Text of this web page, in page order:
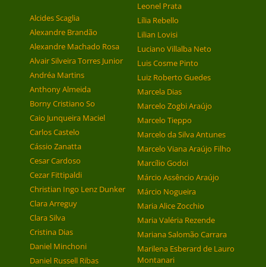
Alcides Scaglia
Alexandre Brandão
Alexandre Machado Rosa
Alvair Silveira Torres Junior
Andréa Martins
Anthony Almeida
Borny Cristiano So
Caio Junqueira Maciel
Carlos Castelo
Cássio Zanatta
Cesar Cardoso
Cezar Fittipaldi
Christian Ingo Lenz Dunker
Clara Arreguy
Clara Silva
Cristina Dias
Daniel Minchoni
Daniel Russell Ribas
Leonel Prata
Lília Rebello
Lilian Lovisi
Luciano Villalba Neto
Luis Cosme Pinto
Luiz Roberto Guedes
Marcela Dias
Marcelo Zogbi Araújo
Marcelo Tieppo
Marcelo da Silva Antunes
Marcelo Viana Araújo Filho
Marcílio Godoi
Márcio Assêncio Araújo
Márcio Nogueira
Maria Alice Zocchio
Maria Valéria Rezende
Mariana Salomão Carrara
Marilena Esberard de Lauro
Montanari